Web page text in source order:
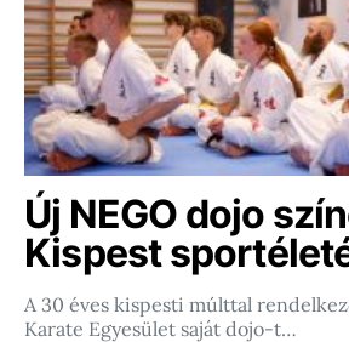
Új NEGO dojo
Kispest
A 30 éves kispesti múlttal
Karate Egyesület saját dojo-t…